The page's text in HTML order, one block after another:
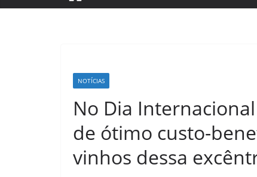
NOTÍCIAS
No Dia
de ótimo custo-
vinhos dessa